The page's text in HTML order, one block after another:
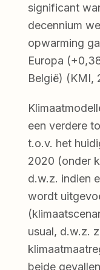
significant
decennium
opwarming
Europa
België) (KMI,
een verdere
t.o.v. het
2020 (onder
d.w.z. indien
wordt
usual, d.w.z.
beide